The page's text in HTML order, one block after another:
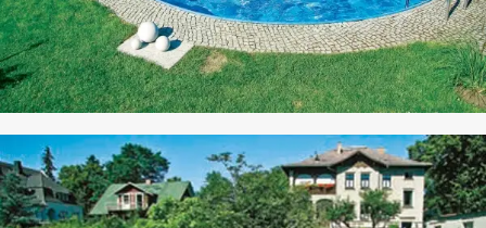
CO POOL
HAVUZ